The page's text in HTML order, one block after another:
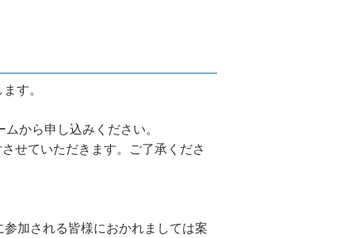
す。
から申し込みください。
せていただきます。ご了承くださ
加される皆様におかれましては案